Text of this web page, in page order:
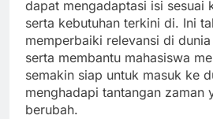
dapat mengadaptasi isi sesuai
serta kebutuhan terkini di. Ini
memperbaiki relevansi di
serta membantu mahasiswa
semakin siap untuk masuk ke
menghadapi tantangan zaman
berubah.